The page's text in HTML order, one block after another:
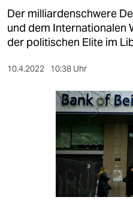
kultur
sport
berlin
veranstaltungen
Der milliardenschwere
und dem Internationalen
der politischen Elite im
10.4.2022 10:38 Uhr